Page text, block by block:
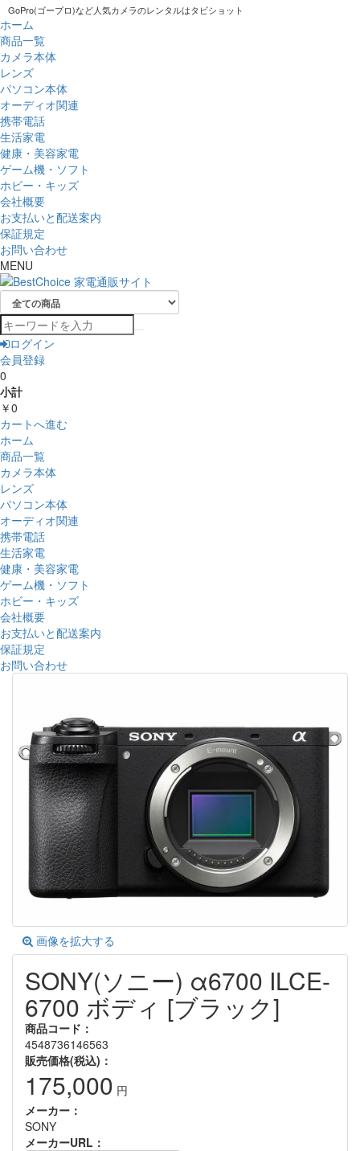
GoPro(ゴープロ)など人気カメラのレンタルはタビショット
ホーム
商品一覧
カメラ本体
レンズ
パソコン本体
オーディオ関連
携帯電話
生活家電
健康・美容家電
ゲーム機・ソフト
ホビー・キッズ
会社概要
お支払いと配送案内
保証規定
お問い合わせ
MENU
ログイン
会員登録
0
小計
￥0
カートへ進む
ホーム
商品一覧
カメラ本体
レンズ
パソコン本体
オーディオ関連
携帯電話
生活家電
健康・美容家電
ゲーム機・ソフト
ホビー・キッズ
会社概要
お支払いと配送案内
保証規定
お問い合わせ
画像を拡大する
SONY(ソニー) α6700 ILCE-
6700 ボディ [ブラック]
商品コード：
4548736146563
販売価格(税込)：
175,000 円
メーカー：
SONY
メーカーURL：